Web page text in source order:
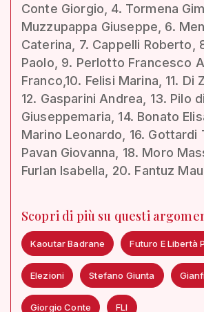
Conte Giorgio, 4. Tormena
Muzzupappa Giuseppe, 6.
Caterina, 7. Cappelli Roberto,
Paolo, 9. Perlotto Francesco
Franco,10. Felisi Marina, 11. Di
12. Gasparini Andrea, 13. Pilo
Giuseppemaria, 14. Bonato
Marino Leonardo, 16. Gottardi
Pavan Giovanna, 18. Moro
Furlan Isabella, 20. Fantuz
Scopri di più su questi
Kaoutar Badrane Futuro E Libertà
Elezioni Stefano Giunta
Giorgio Conte FLI